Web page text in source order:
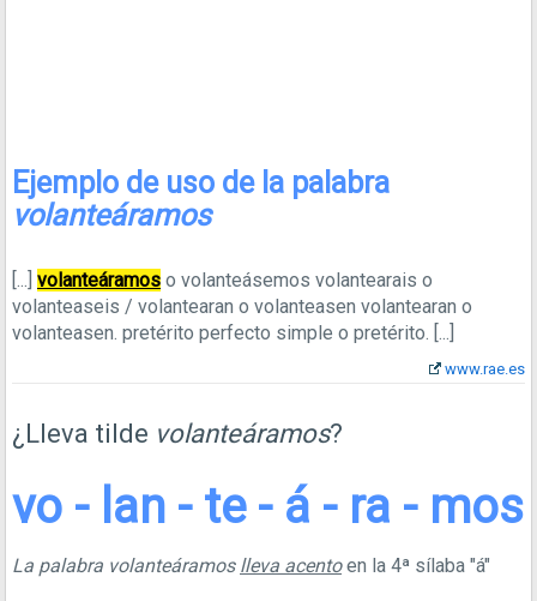
Ejemplo de uso de la palabra
volanteáramos
[...] volanteáramos o volanteásemos volantearais o
volanteaseis / volantearan o volanteasen volantearan o
volanteasen. pretérito perfecto simple o pretérito. [...]
www.rae.es
¿Lleva tilde volanteáramos?
vo - lan - te - á - ra - mos
La palabra volanteáramos lleva acentoen la 4ª sílaba "á"